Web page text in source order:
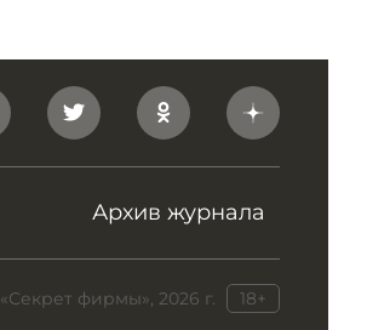
Архив журнала
«Секрет фирмы», 2026 г.
18+